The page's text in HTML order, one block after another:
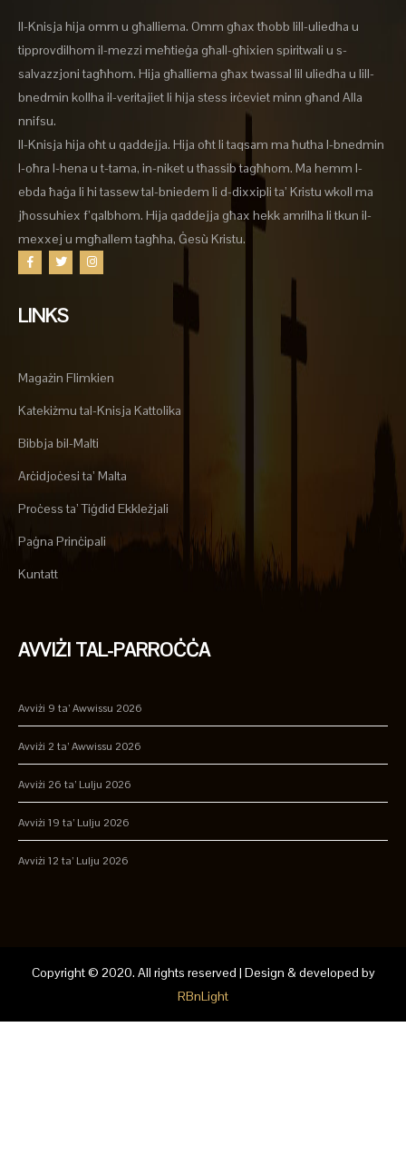
Il-Knisja hija omm u għalliema. Omm għax tħobb lill-uliedha u
tipprovdilhom il-mezzi meħtieġa għall-għixien spiritwali u s-
salvazzjoni tagħhom. Hija għalliema għax twassal lil uliedha u lill-
bnedmin kollha il-veritajiet li hija stess irċeviet minn għand Alla
nnifsu.
Il-Knisja hija oħt u qaddejja. Hija oħt li taqsam ma ħutha l-bnedmin
l-oħra l-hena u t-tama, in-niket u tħassib tagħhom. Ma hemm l-
ebda ħaġa li hi tassew tal-bniedem li d-dixxipli ta’ Kristu wkoll ma
jħossuhiex f’qalbhom. Hija qaddejja għax hekk amrilha li tkun il-
mexxej u mgħallem tagħha, Ġesù Kristu.
LINKS
Magażin Flimkien
Katekiżmu tal-Knisja Kattolika
Bibbja bil-Malti
Arċidjoċesi ta’ Malta
Proċess ta’ Tiġdid Ekkleżjali
Paġna Prinċipali
Kuntatt
AVVIŻI TAL-PARROĊĊA
Avviżi 9 ta’ Awwissu 2026
Avviżi 2 ta’ Awwissu 2026
Avviżi 26 ta’ Lulju 2026
Avviżi 19 ta’ Lulju 2026
Avviżi 12 ta’ Lulju 2026
Copyright © 2020. All rights reserved | Design & developed by
RBnLight